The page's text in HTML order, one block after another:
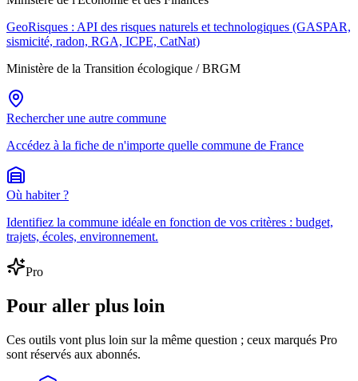
GeoRisques : API des risques naturels et technologiques (GASPAR,
sismicité, radon, RGA, ICPE, CatNat)
Ministère de la Transition écologique / BRGM
Rechercher une autre commune
Accédez à la fiche de n'importe quelle commune de France
Où habiter ?
Identifiez la commune idéale en fonction de vos critères : budget,
trajets, écoles, environnement.
Pro
Pour aller plus loin
Ces outils vont plus loin sur la même question ; ceux marqués Pro
sont réservés aux abonnés.